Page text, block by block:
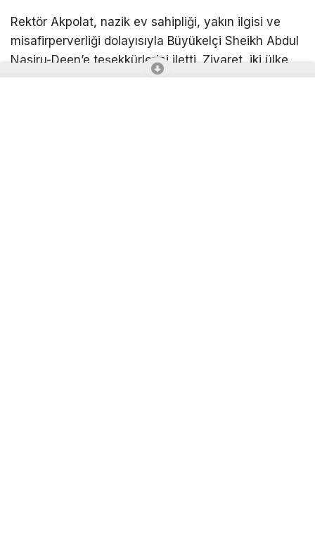
Rektör Akpolat, nazik ev sahipliği, yakın ilgisi ve
misafirperverliği dolayısıyla Büyükelçi Sheikh Abdul
Nasiru-Deen’e teşekkürlerini iletti. Ziyaret, iki ülke
arasındaki kültürel ve akademik bağları daha da